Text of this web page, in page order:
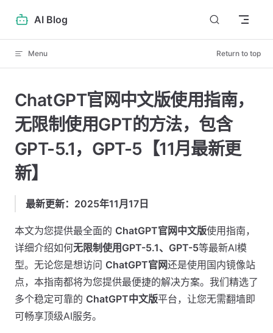
Skip to content
AI Blog
Menu Return to top
ChatGPT官网中文版使用指南，
无限制使用GPT的方法，包含
GPT-5.1，GPT-5【11月最新更
新】
最新更新：2025年11月17日
本文为您提供最全面的 ChatGPT官网中文版使用指南，
详细介绍如何无限制使用GPT-5.1、GPT-5等最新AI模
型。无论您是想访问 ChatGPT官网还是使用国内镜像站
点，本指南都将为您提供最便捷的解决方案。我们精选了
多个稳定可靠的 ChatGPT中文版平台，让您无需翻墙即
可畅享顶级AI服务。